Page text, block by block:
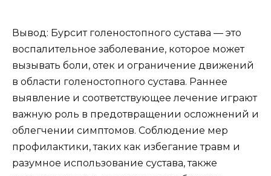
Вывод: Бурсит голеностопного сустава — это
воспалительное заболевание, которое может
вызывать боли, отек и ограничение движений
в области голеностопного сустава. Раннее
выявление и соответствующее лечение играют
важную роль в предотвращении осложнений и
облегчении симптомов. Соблюдение мер
профилактики, таких как избегание травм и
разумное использование сустава, также